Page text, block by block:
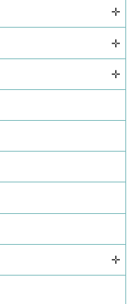
✛
✛
✛
✛